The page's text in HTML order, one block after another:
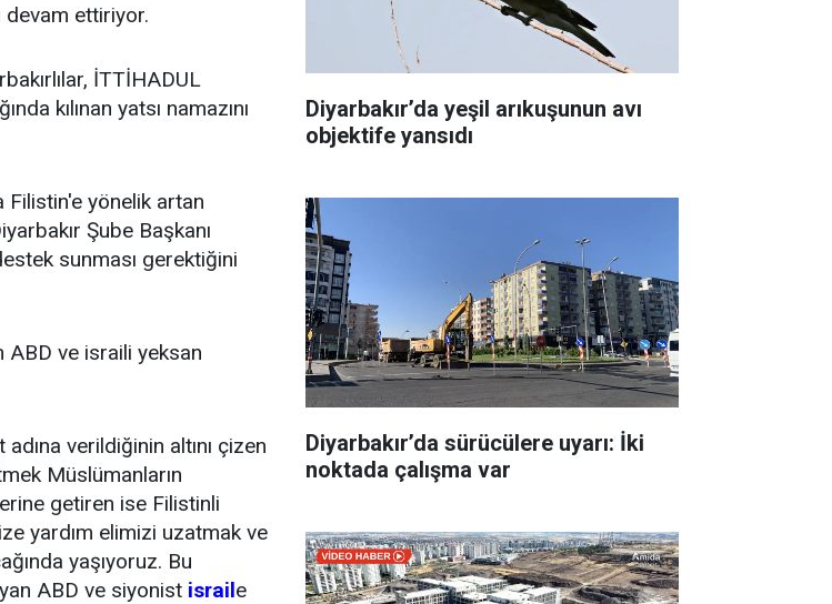
devam ettiriyor.
İTTİHADUL
kılınan yatsı namazını
Filistin'e yönelik artan
Şube Başkanı
sunması gerektiğini
ABD ve israili yeksan
verildiğinin altını çizen
Müslümanların
getiren ise Filistinli
yardım elimizi uzatmak ve
yaşıyoruz. Bu
ABD ve siyonist israile
Diyarbakır’da yeşil arıkuşunun avı
objektife yansıdı
Diyarbakır’da sürücülere uyarı: İki
noktada çalışma var